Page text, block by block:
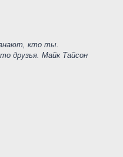
кто ты.
друзья. Майк Тайсон